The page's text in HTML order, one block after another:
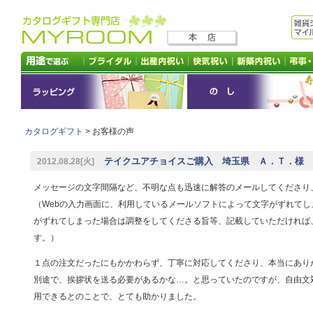
カタログギフト > お客様の声
2012.08.28[火] テイクユアチョイスご購入 埼玉県 Ａ．Ｔ．様
メッセージの文字間隔など、不明な点も迅速に解答のメールしてくださ
（Webの入力画面に、利用しているメールソフトによって文字がずれて
がずれてしまった場合は調整をしてくださる旨等、記載していただけれ
す。）
１点の注文だったにもかかわらず、丁寧に対応してくださり、本当にあ
別途で、挨拶状を送る必要があるかな…。と思っていたのですが、自由
用できるとのことで、とても助かりました。